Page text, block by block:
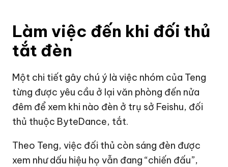
Làm việc đến khi đối thủ
tắt đèn
Một chi tiết gây chú ý là việc nhóm của Teng
từng được yêu cầu ở lại văn phòng đến nửa
đêm để xem khi nào đèn ở trụ sở Feishu, đối
thủ thuộc ByteDance, tắt.
Theo Teng, việc đối thủ còn sáng đèn được
xem như dấu hiệu họ vẫn đang “chiến đấu”,